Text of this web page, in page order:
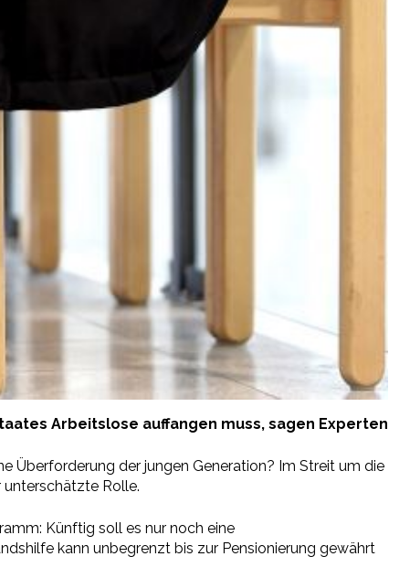
Arbeitslose auffangen muss, sagen Experten
Überforderung der jungen Generation? Im Streit um die
Rolle.
Künftig soll es nur noch eine
kann unbegrenzt bis zur Pensionierung gewährt